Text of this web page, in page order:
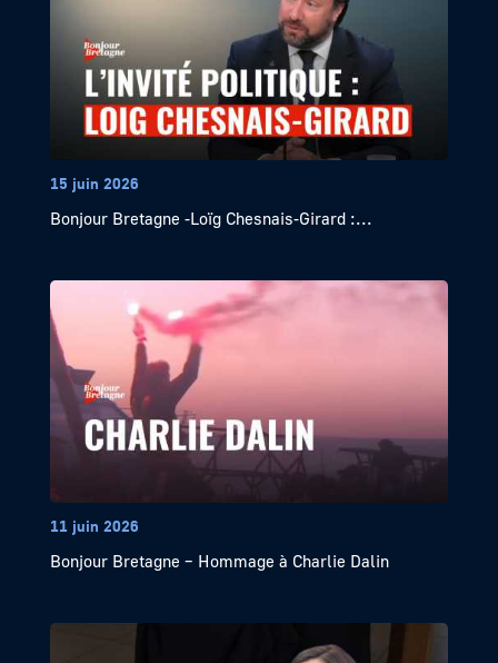
15 juin 2026
Bonjour Bretagne -Loïg Chesnais-Girard :...
11 juin 2026
Bonjour Bretagne – Hommage à Charlie Dalin